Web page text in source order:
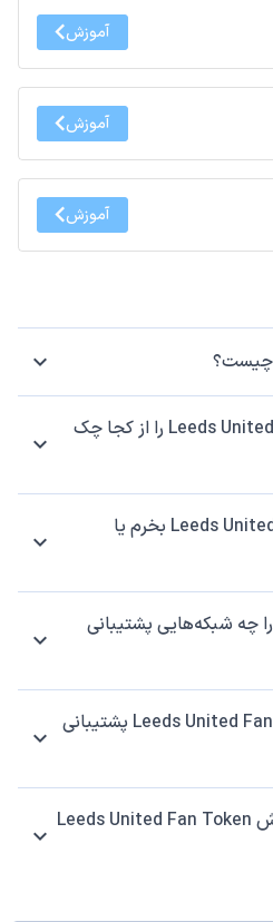
آموزش
آموزش
آموزش
قیمت لحظه‌ای Leeds United Fan Token را از کجا چک
چطور می‌توانم Leeds United Fan Token بخرم یا
Leeds United Fan Token را چه شبکه‌هایی پشتیبانی
چه کیف پول‌هایی از Leeds United Fan Token پشتیبانی
عرضه‌ی کل و عرضه‌ی در گردش Leeds United Fan Token